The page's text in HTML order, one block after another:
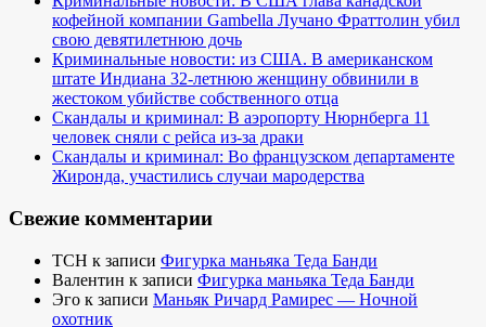
кофейной компании Gambella Лучано Фраттолин убил
свою девятилетнюю дочь
Криминальные новости: из США. В американском
штате Индиана 32-летнюю женщину обвинили в
жестоком убийстве собственного отца
Скандалы и криминал: В аэропорту Нюрнберга 11
человек сняли с рейса из-за драки
Скандалы и криминал: Во французском департаменте
Жиронда, участились случаи мародерства
Свежие комментарии
TCH к записи Фигурка маньяка Теда Банди
Валентин к записи Фигурка маньяка Теда Банди
Эго к записи Маньяк Ричард Рамирес — Ночной
охотник